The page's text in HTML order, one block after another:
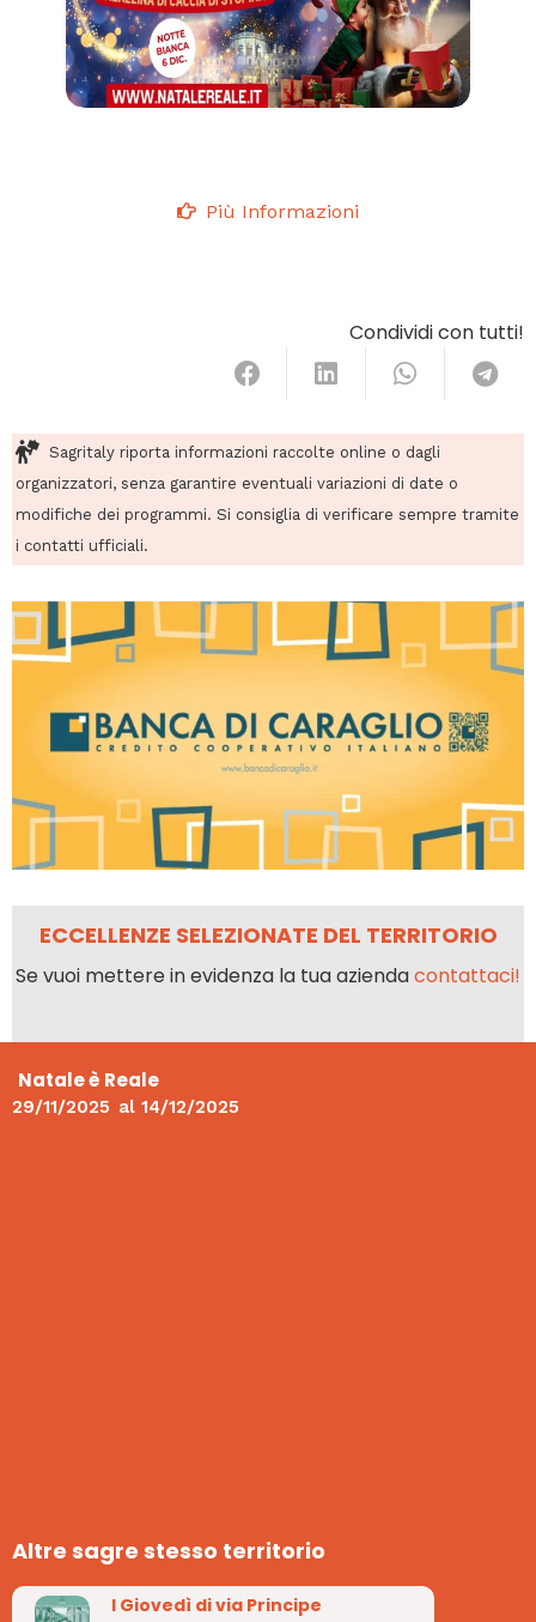
Più Informazioni
Condividi con tutti!
Sagritaly riporta informazioni raccolte online o dagli
organizzatori, senza garantire eventuali variazioni di date o
modifiche dei programmi. Si consiglia di verificare sempre tramite
i contatti ufficiali.
ECCELLENZE SELEZIONATE DEL TERRITORIO
Se vuoi mettere in evidenza la tua aziendacontattaci!
Natale è Reale
29/11/2025 al 14/12/2025
Altre sagre stesso territorio
I Giovedì di via Principe